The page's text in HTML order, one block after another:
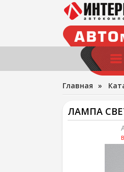
Главная »
ЛАМПА